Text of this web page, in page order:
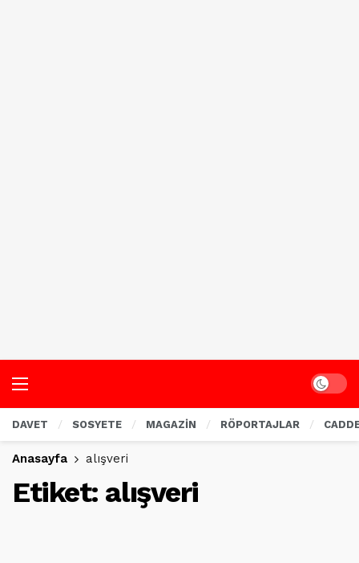
Dark
DAVET SOSYETE MAGAZİN RÖPORTAJLAR
Anasayfa alışveri
Etiket: alışveri